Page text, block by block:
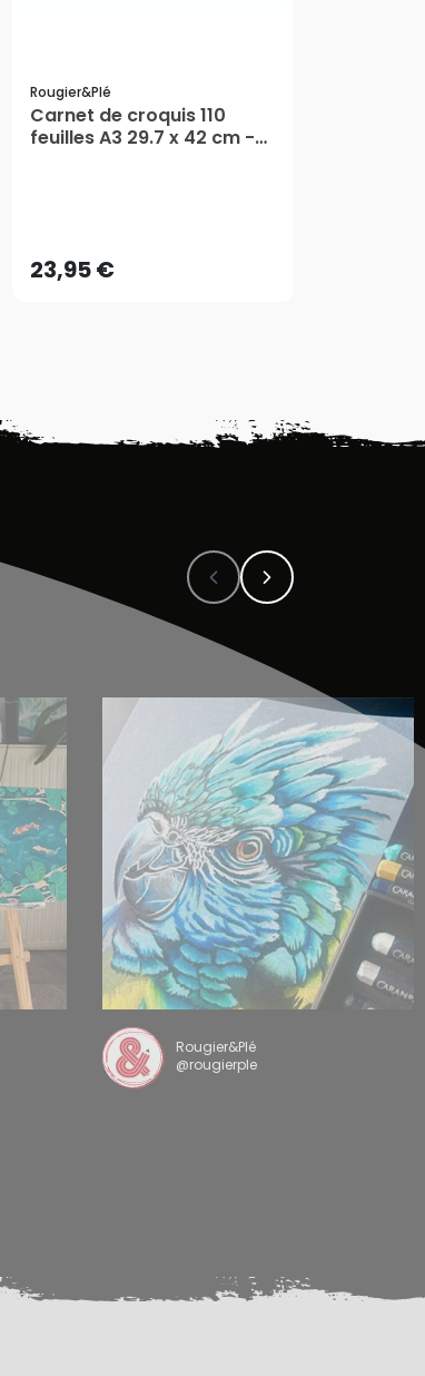
Rougier&plé
Carnet de croquis 110
feuilles A3 29.7 x 42 cm -
23,95 €AJOUTER AU PANIER
Rougier&Plé
@rougierple